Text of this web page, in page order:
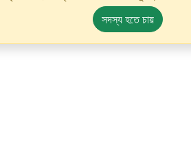
সদস্য হতে চায়